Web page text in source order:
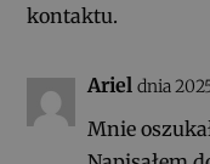
kontaktu.
Ariel dnia
Mnie